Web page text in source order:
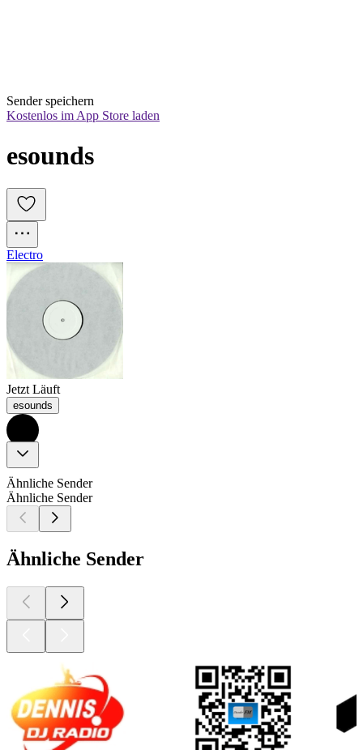
Sender speichern
Kostenlos im App Store laden
esounds
Electro
Jetzt Läuft
esounds
Ähnliche Sender
Ähnliche Sender
Ähnliche Sender